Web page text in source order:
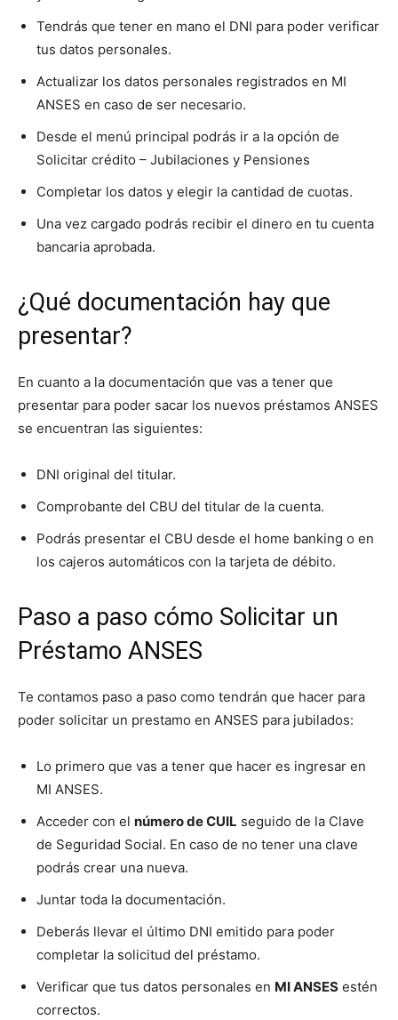
Tendrás que tener en mano el DNI para poder verificar
tus datos personales.
Actualizar los datos personales registrados en MI
ANSES en caso de ser necesario.
Desde el menú principal podrás ir a la opción de
Solicitar crédito – Jubilaciones y Pensiones
Completar los datos y elegir la cantidad de cuotas.
Una vez cargado podrás recibir el dinero en tu cuenta
bancaria aprobada.
¿Qué documentación hay que
presentar?
En cuanto a la documentación que vas a tener que
presentar para poder sacar los nuevos préstamos ANSES
se encuentran las siguientes:
DNI original del titular.
Comprobante del CBU del titular de la cuenta.
Podrás presentar el CBU desde el home banking o en
los cajeros automáticos con la tarjeta de débito.
Paso a paso cómo Solicitar un
Préstamo ANSES
Te contamos paso a paso como tendrán que hacer para
poder solicitar un prestamo en ANSES para jubilados:
Lo primero que vas a tener que hacer es ingresar en
MI ANSES.
Acceder con el número de CUIL seguido de la Clave
de Seguridad Social. En caso de no tener una clave
podrás crear una nueva.
Juntar toda la documentación.
Deberás llevar el último DNI emitido para poder
completar la solicitud del préstamo.
Verificar que tus datos personales en MI ANSES estén
correctos.